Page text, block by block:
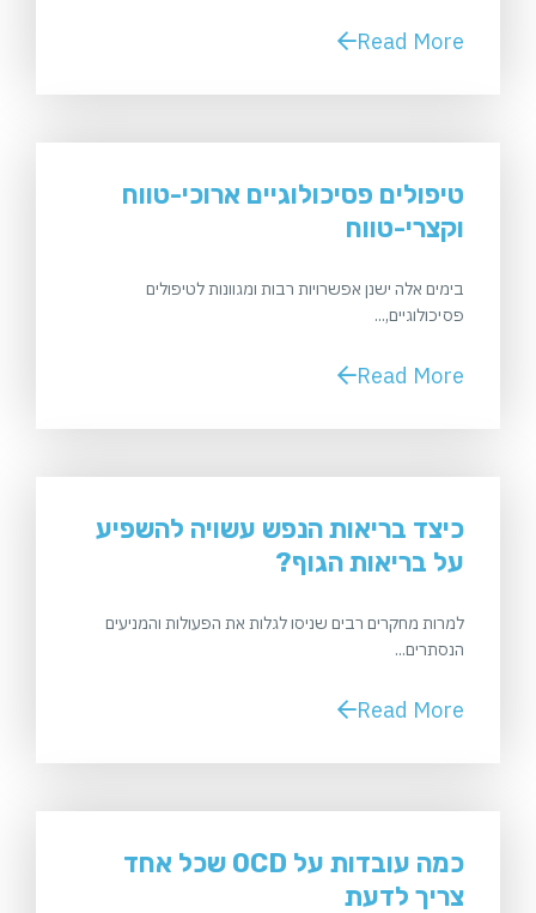
Read More
טיפולים פסיכולוגיים ארוכי-טווח
וקצרי-טווח
בימים אלה ישנן אפשרויות רבות ומגוונות לטיפולים
פסיכולוגיים,...
Read More
כיצד בריאות הנפש עשויה להשפיע
על בריאות הגוף?
למרות מחקרים רבים שניסו לגלות את הפעולות והמניעים
הנסתרים...
Read More
כמה עובדות על OCD שכל אחד
צריך לדעת